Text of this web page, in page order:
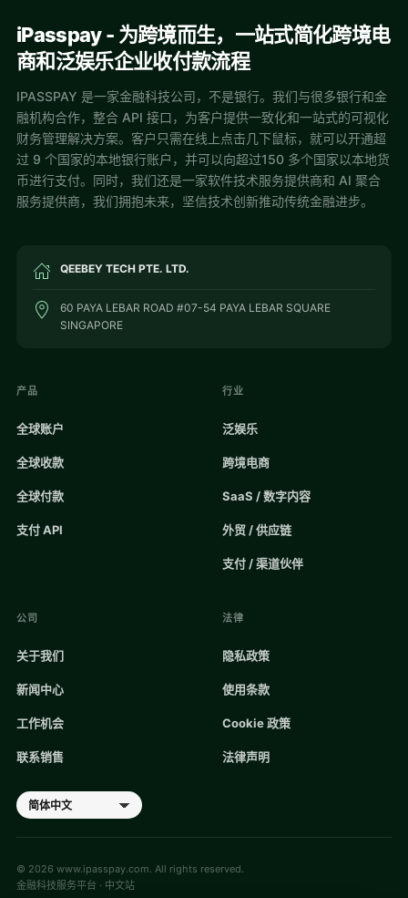
iPasspay - 为跨境而生，一站式简化跨境电
商和泛娱乐企业收付款流程
IPASSPAY 是一家金融科技公司，不是银行。我们与很多银行和金
融机构合作，整合 API 接口，为客户提供一致化和一站式的可视化
财务管理解决方案。客户只需在线上点击几下鼠标，就可以开通超
过 9 个国家的本地银行账户，并可以向超过150 多个国家以本地货
币进行支付。同时，我们还是一家软件技术服务提供商和 AI 聚合
服务提供商，我们拥抱未来，坚信技术创新推动传统金融进步。
QEEBEY TECH PTE. LTD.
60 PAYA LEBAR ROAD #07-54 PAYA LEBAR SQUARE
SINGAPORE
产品
全球账户
全球收款
全球付款
支付 API
行业
泛娱乐
跨境电商
SaaS / 数字内容
外贸 / 供应链
支付 / 渠道伙伴
公司
关于我们
新闻中心
工作机会
联系销售
法律
隐私政策
使用条款
Cookie 政策
法律声明
© 2026 www.ipasspay.com. All rights reserved.
金融科技服务平台 · 中文站